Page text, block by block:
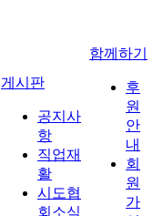
게시판
공지사
항
직업재
활
시도협
회소식
함께하기
후
원
안
내
회
원
가